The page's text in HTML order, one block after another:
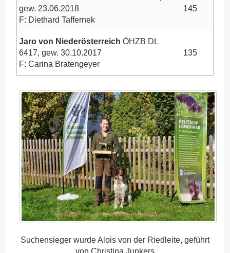
gew. 23.06.2018
F: Diethard Taffernek
145
Jaro von Niederösterreich ÖHZB DL
6417, gew. 30.10.2017
F: Carina Bratengeyer
135
Suchensieger wurde Alois von der Riedleite, geführt
von Christina Junkers